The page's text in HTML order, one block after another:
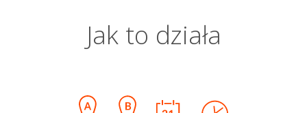
Jak to działa